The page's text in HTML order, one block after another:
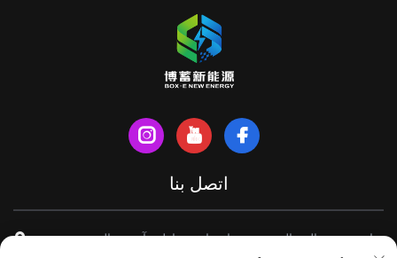
اتصل بنا
شارع شينهي الشمالي، مدينة تيانتشانغ، مقاطعة آنهوي، الصين